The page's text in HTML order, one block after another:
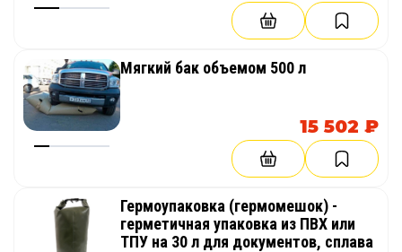
Мягкий бак объемом 500 л
15 502 ₽
Гермоупаковка (гермомешок) -
герметичная упаковка из ПВХ или
ТПУ на 30 л для документов, сплава